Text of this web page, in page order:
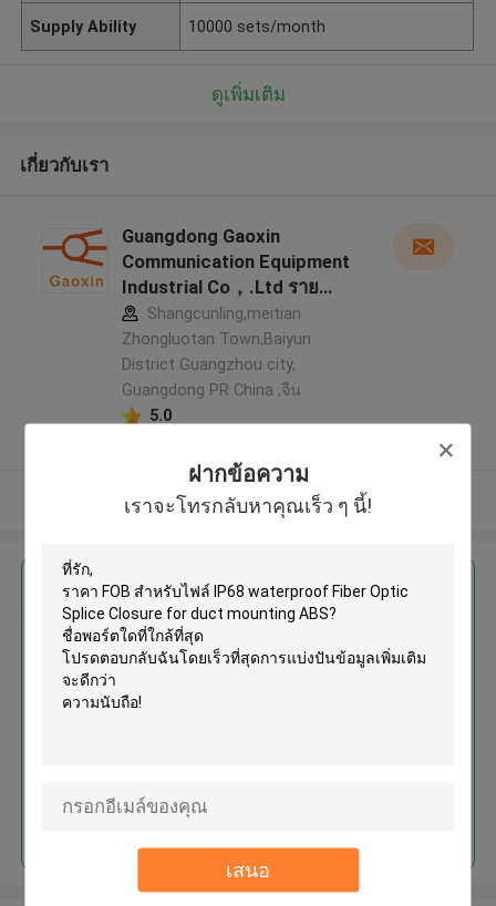
ฝากข้อความ
เราจะโทรกลับหาคุณเร็ว ๆ นี้!
เสนอ
Supply Ability 10000 sets/month
ดูเพิ่มเติม
เกี่ยวกับเรา
Guangdong Gaoxin
Communication Equipment
Industrial Co，.Ltd ราย
ละเอียดผู้ผลิต
Shangcunling,meitian
Zhongluotan Town,Baiyun
District Guangzhou city,
Guangdong PR China ,จีน
5.0
ดูเพิ่มเติม
এর সেরা মূল্য পান
চালিয়ে